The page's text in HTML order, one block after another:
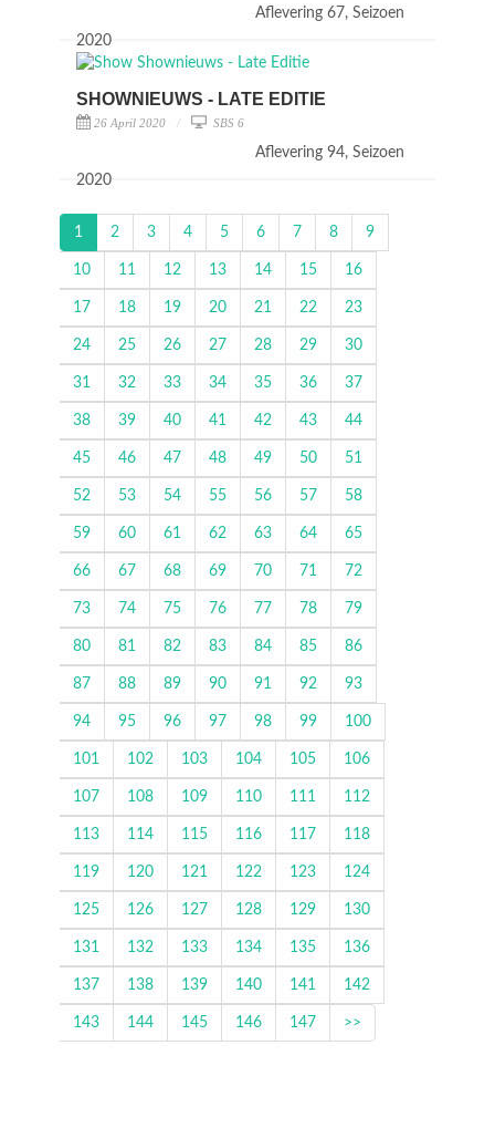
Aflevering 67, Seizoen
2020
SHOWNIEUWS - LATE EDITIE
26 April 2020 SBS 6
Aflevering 94, Seizoen
2020
1 2 3 4 5 6 7 8 9
10 11 12 13 14 15 16
17 18 19 20 21 22 23
24 25 26 27 28 29 30
31 32 33 34 35 36 37
38 39 40 41 42 43 44
45 46 47 48 49 50 51
52 53 54 55 56 57 58
59 60 61 62 63 64 65
66 67 68 69 70 71 72
73 74 75 76 77 78 79
80 81 82 83 84 85 86
87 88 89 90 91 92 93
94 95 96 97 98 99 100
101 102 103 104 105 106
107 108 109 110 111 112
113 114 115 116 117 118
119 120 121 122 123 124
125 126 127 128 129 130
131 132 133 134 135 136
137 138 139 140 141 142
143 144 145 146 147 >>